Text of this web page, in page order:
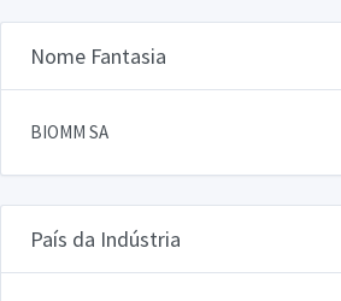
Nome Fantasia
BIOMM SA
País da Indústria